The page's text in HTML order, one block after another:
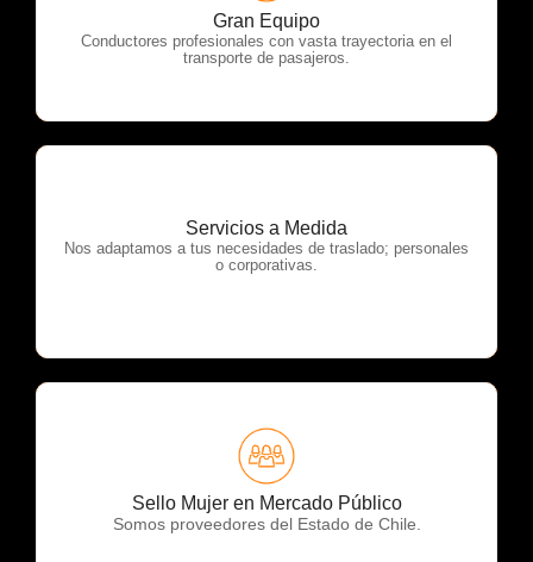
Gran Equipo
Conductores profesionales con vasta trayectoria en el
transporte de pasajeros.
OTP Servicios
Servicios a Medida
Nos adaptamos a tus necesidades de traslado; personales
o corporativas.
OTP Servicios
Sello Mujer en Mercado Público
Somos proveedores del Estado de Chile.
OTP Servicios